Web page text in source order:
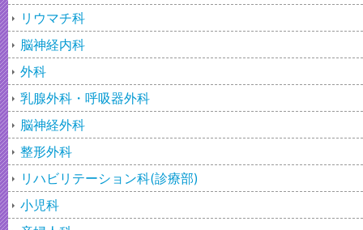
リウマチ科
脳神経内科
外科
乳腺外科・呼吸器外科
脳神経外科
整形外科
リハビリテーション科(診療部)
小児科